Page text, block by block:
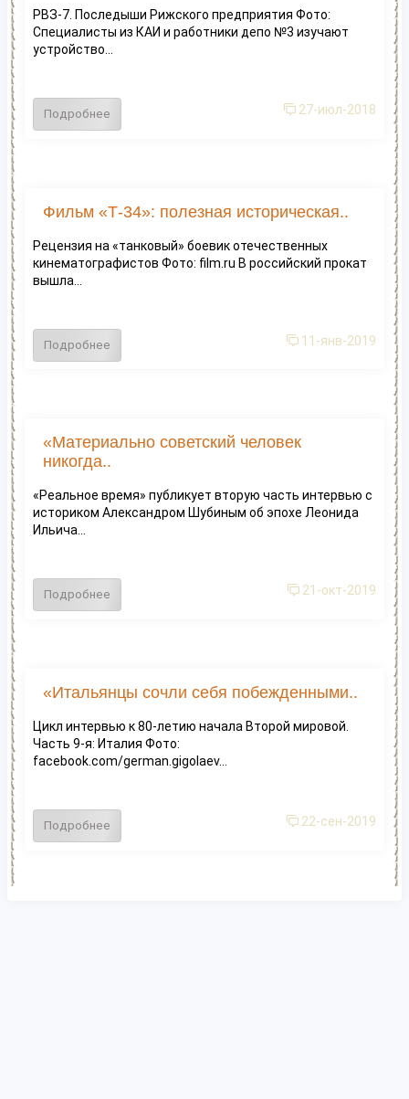
РВЗ-7. Последыши Рижского предприятия Фото:
Специалисты из КАИ и работники депо №3 изучают
устройство...
Подробнее 27-июл-2018
Фильм «Т-34»: полезная историческая..
Рецензия на «танковый» боевик отечественных
кинематографистов Фото: film.ru В российский прокат
вышла...
Подробнее 11-янв-2019
«Материально советский человек
никогда..
«Реальное время» публикует вторую часть интервью с
историком Александром Шубиным об эпохе Леонида
Ильича...
Подробнее 21-окт-2019
«Итальянцы сочли себя побежденными..
Цикл интервью к 80-летию начала Второй мировой.
Часть 9-я: Италия Фото:
facebook.com/german.gigolaev...
Подробнее 22-сен-2019